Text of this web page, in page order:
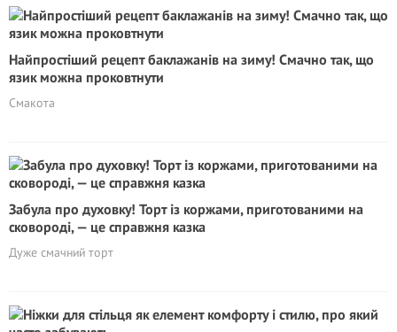
Найпростіший рецепт баклажанів на зиму! Смачно так, що
язик можна проковтнути
Смакота
Забула про духовку! Торт із коржами, приготованими на
сковороді, — це справжня казка
Дуже смачний торт